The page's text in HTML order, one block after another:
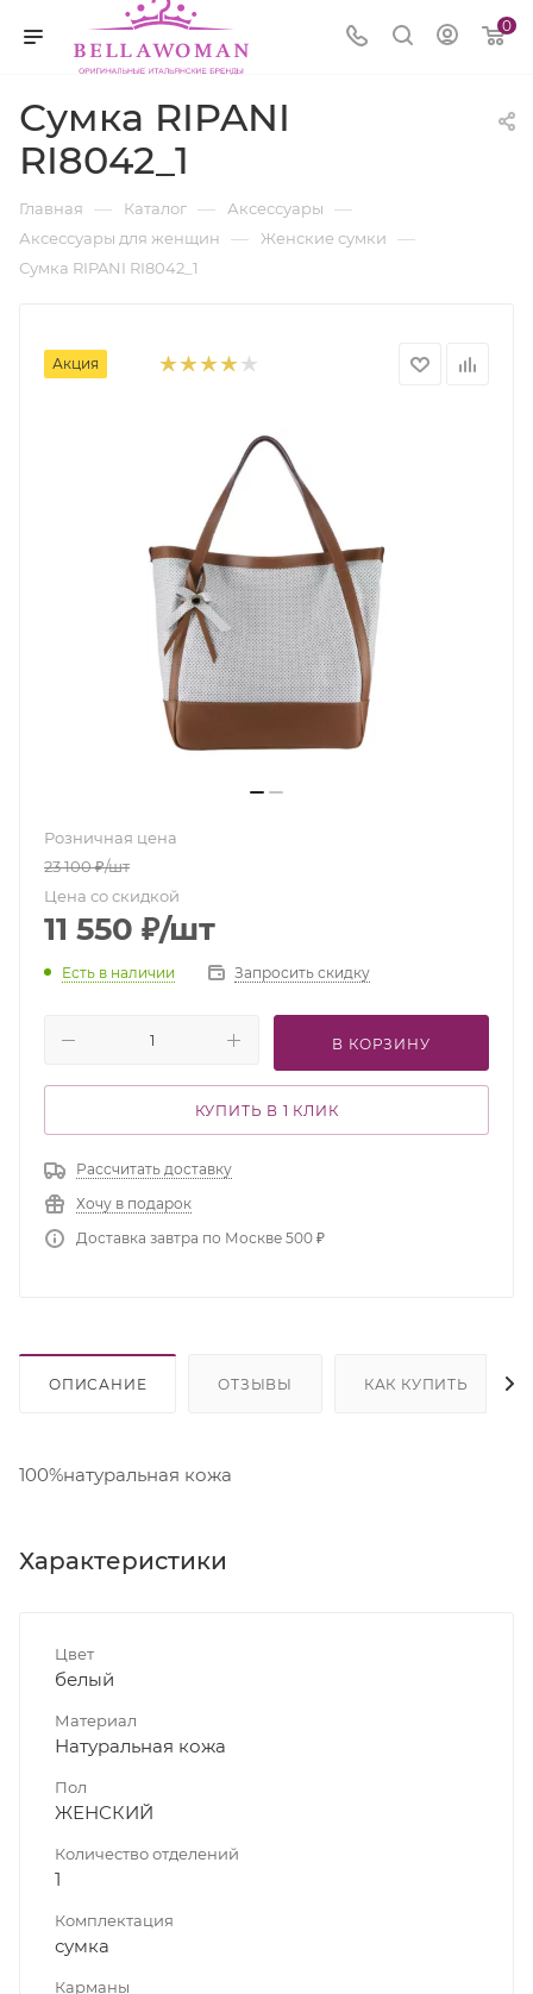
0
Сумка RIPANI
RI8042_1
Главная — Каталог — Аксессуары —
Аксессуары для женщин — Женские сумки —
Сумка RIPANI RI8042_1
Акция
Розничная цена
23 100₽/шт
Цена со скидкой
11 550 ₽/шт
Есть в наличии Запросить скидку
В КОРЗИНУ
КУПИТЬ В 1 КЛИК
Рассчитать доставку
Хочу в подарок
Доставка завтра по Москве 500 ₽
ОПИСАНИЕ ОТЗЫВЫ КАК КУПИТЬ
100%натуральная кожа
Характеристики
Цвет
белый
Материал
Натуральная кожа
Пол
ЖЕНСКИЙ
Количество отделений
1
Комплектация
сумка
Карманы